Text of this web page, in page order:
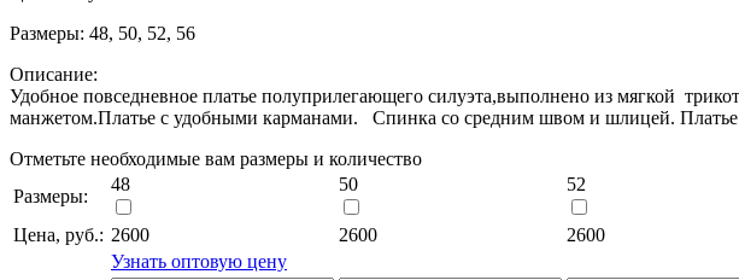
Размеры: 48, 50, 52, 56
Описание:
Удобное повседневное платье полуприлегающего силуэта,выполнено из мягкой
манжетом.Платье с удобными карманами. Спинка со средним швом и шлицей. Платье
Отметьте необходимые вам размеры и количество
Размеры:
48 50 52
Цена, руб.: 2600 2600 2600
Узнать оптовую цену